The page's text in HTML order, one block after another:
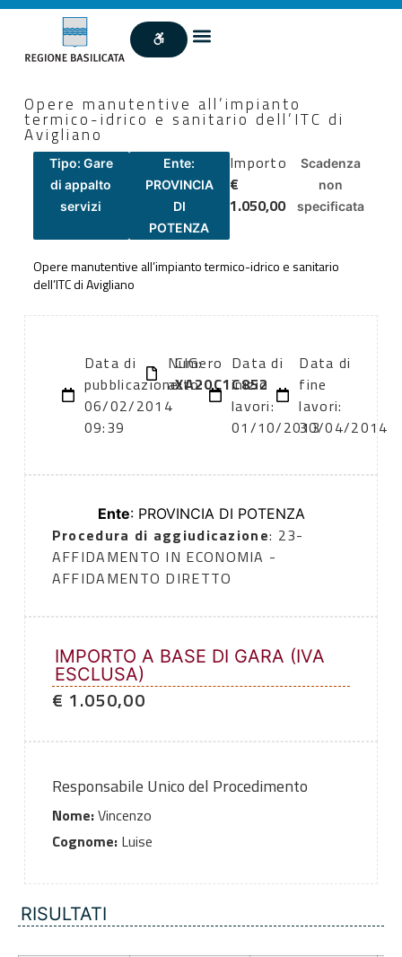
Opere manutentive all’impianto
termico-idrico e sanitario dell’ITC di
Avigliano
Tipo: Gare
di appalto
servizi
Ente:
PROVINCIA
DI
POTENZA
Importo
€
1.050,00
Scadenza
non
specificata
Opere manutentive all’impianto termico-idrico e sanitario
dell’ITC di Avigliano
Data di
pubblicazione:
06/02/2014
09:39
Numero
atto:
CIG:
XA20C1C852
Data di
inizio
lavori:
01/10/2013
Data di
fine
lavori:
30/04/2014
Ente: PROVINCIA DI POTENZA
Procedura di aggiudicazione: 23-
AFFIDAMENTO IN ECONOMIA -
AFFIDAMENTO DIRETTO
IMPORTO A BASE DI GARA (IVA
ESCLUSA)
€ 1.050,00
Responsabile Unico del Procedimento
Nome:Vincenzo
Cognome:Luise
RISULTATI